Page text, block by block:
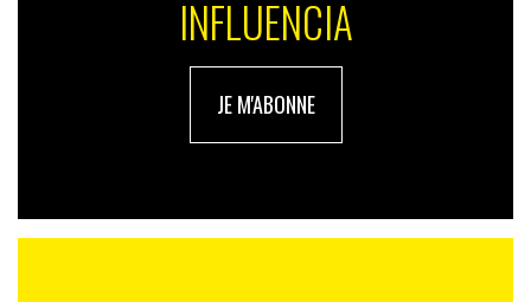
INFLUENCIA
JE M'ABONNE